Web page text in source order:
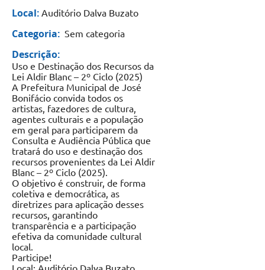
Local: Auditório Dalva Buzato
Categoria: Sem categoria
Descrição:
Uso e Destinação dos Recursos da
Lei Aldir Blanc – 2º Ciclo (2025)
A Prefeitura Municipal de José
Bonifácio convida todos os
artistas, fazedores de cultura,
agentes culturais e a população
em geral para participarem da
Consulta e Audiência Pública que
tratará do uso e destinação dos
recursos provenientes da Lei Aldir
Blanc – 2º Ciclo (2025).
O objetivo é construir, de forma
coletiva e democrática, as
diretrizes para aplicação desses
recursos, garantindo
transparência e a participação
efetiva da comunidade cultural
local.
Participe!